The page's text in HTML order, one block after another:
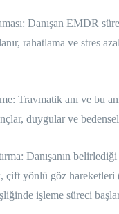
Danışan EMDR
rahatlama ve stres
Travmatik anı ve bu
duygular ve
Danışanın
çift yönlü göz hareketleri
işleme süreci